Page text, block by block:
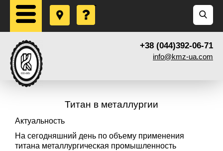
+38 (044)392-06-71
info@kmz-ua.com
Титан в металлургии
Актуальность
На сегодняшний день по объему применения
титана металлургическая промышленность